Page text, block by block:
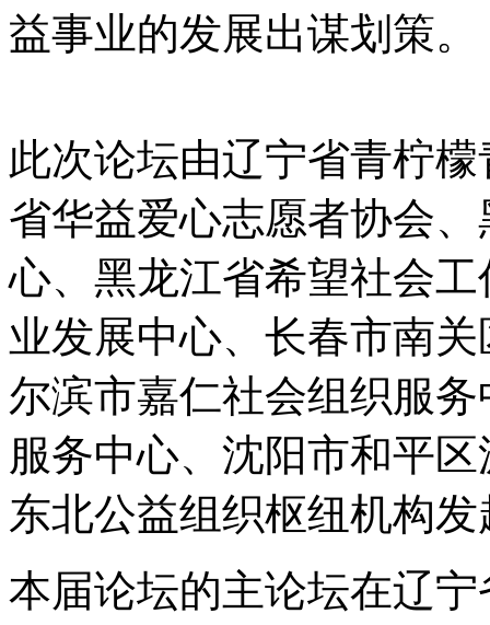
益事业的发展出谋划策。
此次论坛由辽宁省青柠
省华益爱心志愿者协会
心、黑龙江省希望社会
业发展中心、长春市南
尔滨市嘉仁社会组织服
服务中心、沈阳市和平
东北公益组织枢纽机构
本届论坛的主论坛在辽